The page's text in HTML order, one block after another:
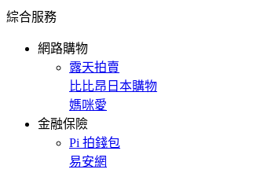
綜合服務
網路購物
露天拍賣
比比昂日本購物
媽咪愛
金融保險
Pi 拍錢包
易安網